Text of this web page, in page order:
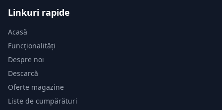
Linkuri rapide
Acasă
Funcționalități
Despre noi
Descarcă
Oferte magazine
Liste de cumpărături